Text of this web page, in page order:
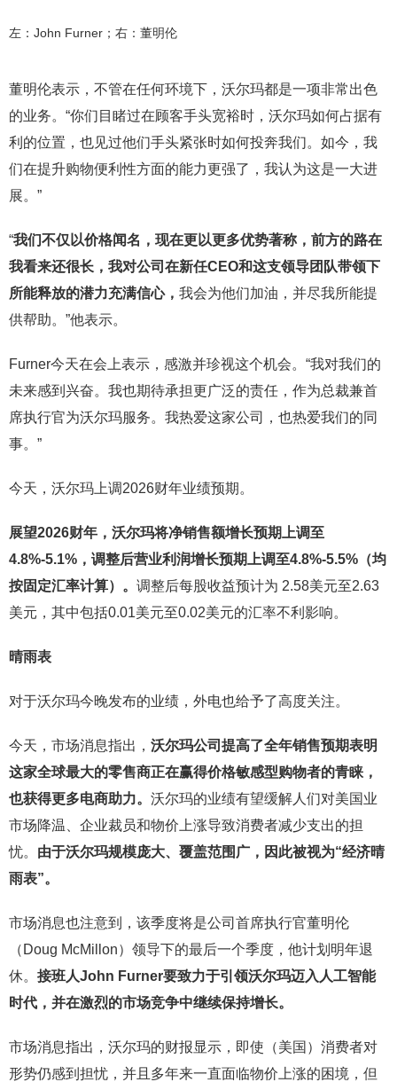
左：John Furner；右：董明伦
董明伦表示，不管在任何环境下，沃尔玛都是一项非常出色
的业务。“你们目睹过在顾客手头宽裕时，沃尔玛如何占据有
利的位置，也见过他们手头紧张时如何投奔我们。如今，我
们在提升购物便利性方面的能力更强了，我认为这是一大进
展。”
“我们不仅以价格闻名，现在更以更多优势著称，前方的路在
我看来还很长，我对公司在新任CEO和这支领导团队带领下
所能释放的潜力充满信心， 我会为他们加油，并尽我所能提
供帮助。”他表示。
Furner今天在会上表示，感激并珍视这个机会。“我对我们的
未来感到兴奋。我也期待承担更广泛的责任，作为总裁兼首
席执行官为沃尔玛服务。我热爱这家公司，也热爱我们的同
事。”
今天，沃尔玛上调2026财年业绩预期。
展望2026财年，沃尔玛将净销售额增长预期上调至
4.8%-5.1%，调整后营业利润增长预期上调至4.8%-5.5%（均
按固定汇率计算）。 调整后每股收益预计为 2.58美元至2.63
美元，其中包括0.01美元至0.02美元的汇率不利影响。
晴雨表
对于沃尔玛今晚发布的业绩，外电也给予了高度关注。
今天，市场消息指出， 沃尔玛公司提高了全年销售预期表明
这家全球最大的零售商正在赢得价格敏感型购物者的青睐，
也获得更多电商助力。 沃尔玛的业绩有望缓解人们对美国业
市场降温、企业裁员和物价上涨导致消费者减少支出的担
忧。 由于沃尔玛规模庞大、覆盖范围广，因此被视为“经济晴
雨表”。
市场消息也注意到，该季度将是公司首席执行官董明伦
（Doug McMillon）领导下的最后一个季度，他计划明年退
休。 接班人John Furner要致力于引领沃尔玛迈入人工智能
时代，并在激烈的市场竞争中继续保持增长。
市场消息指出，沃尔玛的财报显示，即使（美国）消费者对
形势仍感到担忧，并且多年来一直面临物价上涨的困境，但